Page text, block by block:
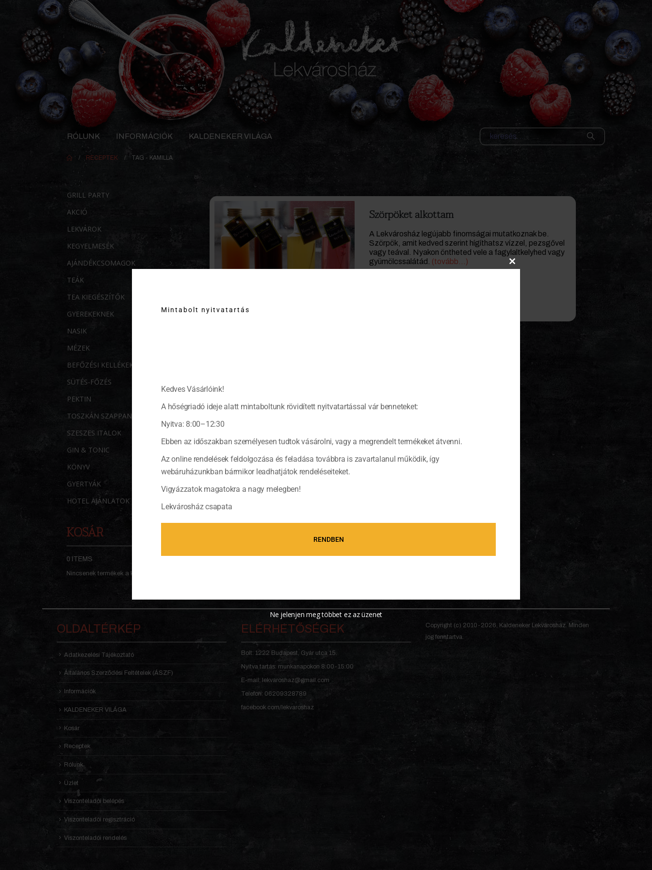
RÓLUNK INFORMÁCIÓK KALDENEKER VILÁGA
RECEPTEK TAG - KAMILLA
Szörpöket alkottam
A Lekvárosház legújabb finomságai mutatkoznak be.
Szörpök, amit kedved szerint hígíthatsz vízzel, pezsgővel
vagy teával. Nyakon öntheted vele a fagylaltkelyhed vagy
gyümölcssalátád. (tovább…)
GRILL PARTY
AKCIÓ
LEKVÁROK
KEGYELMESÉK
AJÁNDÉKCSOMAGOK
TEÁK
TEA KIEGÉSZÍTŐK
GYEREKEKNEK
NASIK
MÉZEK
BEFŐZÉSI KELLÉKEK
SÜTÉS-FŐZÉS
PEKTIN
TOSZKÁN SZAPPANOK
SZESZES ITALOK
GIN & TONIC
KÖNYV
GYERTYÁK
HOTEL AJÁNLATOK
KOSÁR
0 ITEMS
Nincsenek termékek a kosárban.
OLDALTÉRKÉP
Adatkezelési Tájékoztató
Általános Szerződési Feltételek (ÁSZF)
Információk
KALDENEKER VILÁGA
Kosár
Receptek
Rólunk
Üzlet
Viszonteladói belépés
Viszonteladói regisztráció
Viszonteladói rendelés
ELÉRHETŐSÉGEK
Bolt: 1222 Budapest, Gyár utca 15.
Nyitva tartás: munkanapokon 8:00-15:00
E-mail: lekvaroshaz@gmail.com
Telefon: 06209328789
facebook.com/lekvaroshaz
Copyright (c) 2010-2026, Kaldeneker Lekvárosház. Minden
jog fenntartva.
Close
Mintabolt nyitvatartás
Kedves Vásárlóink!
A hőségriadó ideje alatt mintaboltunk rövidített nyitvatartással vár benneteket:
Nyitva: 8:00–12:30
Ebben az időszakban személyesen tudtok vásárolni, vagy a megrendelt termékeket átvenni.
Az online rendelések feldolgozása és feladása továbbra is zavartalanul működik, így
webáruházunkban bármikor leadhatjátok rendeléseiteket.
Vigyázzatok magatokra a nagy melegben!
Lekvárosház csapata
RENDBEN
Ne jelenjen meg többet ez az üzenet